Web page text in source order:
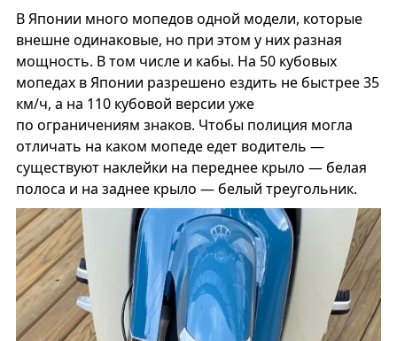
В Японии много мопедов одной модели, которые
внешне одинаковые, но при этом у них разная
мощность. В том числе и кабы. На 50 кубовых
мопедах в Японии разрешено ездить не быстрее 35
км/ч, а на 110 кубовой версии уже
по ограничениям знаков. Чтобы полиция могла
отличать на каком мопеде едет водитель —
существуют наклейки на переднее крыло — белая
полоса и на заднее крыло — белый треугольник.